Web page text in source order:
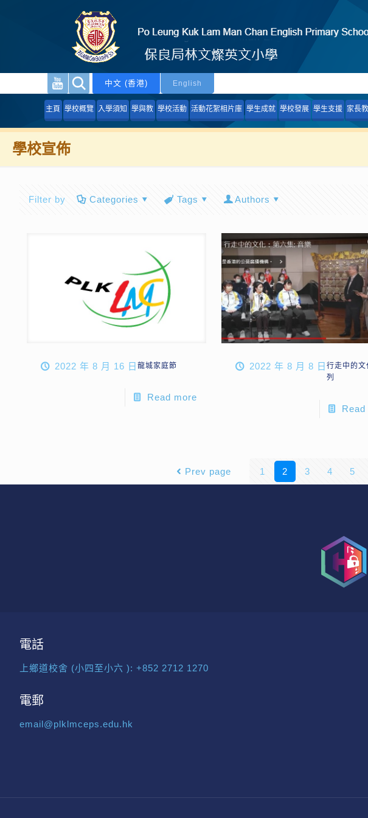
中文 (香港) English
主頁 學校概覽 入學須知 學與教 學校活動 活動花絮相片庫 學生成就 學校發展 學生支援 家長
學校宣佈
Filter by Categories Tags Authors
2022 年 8 月 16 日龍城家庭節
Read more
2022 年 8 月 8 日行走中的文
列
Prev page 1 2 3 4 5
電話
上鄉道校舍 (小四至小六 ): +852 2712 1270
電郵
email@plklmceps.edu.hk